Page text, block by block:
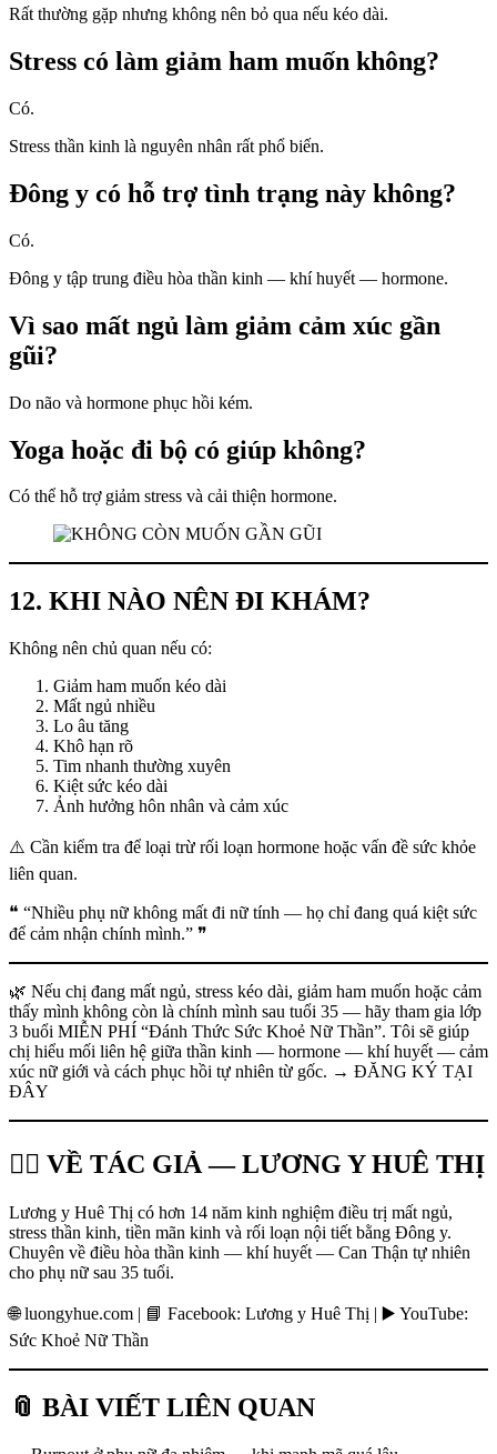
Rất thường gặp nhưng không nên bỏ qua nếu kéo dài.
Stress có làm giảm ham muốn không?
Có.
Stress thần kinh là nguyên nhân rất phổ biến.
Đông y có hỗ trợ tình trạng này không?
Có.
Đông y tập trung điều hòa thần kinh — khí huyết — hormone.
Vì sao mất ngủ làm giảm cảm xúc gần
gũi?
Do não và hormone phục hồi kém.
Yoga hoặc đi bộ có giúp không?
Có thể hỗ trợ giảm stress và cải thiện hormone.
12. KHI NÀO NÊN ĐI KHÁM?
Không nên chủ quan nếu có:
Giảm ham muốn kéo dài
Mất ngủ nhiều
Lo âu tăng
Khô hạn rõ
Tim nhanh thường xuyên
Kiệt sức kéo dài
Ảnh hưởng hôn nhân và cảm xúc
⚠️ Cần kiểm tra để loại trừ rối loạn hormone hoặc vấn đề sức khỏe
liên quan.
❝ “Nhiều phụ nữ không mất đi nữ tính — họ chỉ đang quá kiệt sức
để cảm nhận chính mình.” ❞
🌿 Nếu chị đang mất ngủ, stress kéo dài, giảm ham muốn hoặc cảm
thấy mình không còn là chính mình sau tuổi 35 — hãy tham gia lớp
3 buổi MIỄN PHÍ “Đánh Thức Sức Khoẻ Nữ Thần”. Tôi sẽ giúp
chị hiểu mối liên hệ giữa thần kinh — hormone — khí huyết — cảm
xúc nữ giới và cách phục hồi tự nhiên từ gốc. → ĐĂNG KÝ TẠI
ĐÂY
👩‍⚕️ VỀ TÁC GIẢ — LƯƠNG Y HUÊ THỊ
Lương y Huê Thị có hơn 14 năm kinh nghiệm điều trị mất ngủ,
stress thần kinh, tiền mãn kinh và rối loạn nội tiết bằng Đông y.
Chuyên về điều hòa thần kinh — khí huyết — Can Thận tự nhiên
cho phụ nữ sau 35 tuổi.
🌐 luongyhue.com | 📘 Facebook: Lương y Huê Thị | ▶️ YouTube:
Sức Khoẻ Nữ Thần
📎 BÀI VIẾT LIÊN QUAN